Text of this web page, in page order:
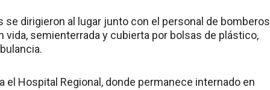
se dirigieron al lugar junto con el personal de bomberos
vida, semienterrada y cubierta por bolsas de plástico,
Hospital Regional, donde permanece internado en